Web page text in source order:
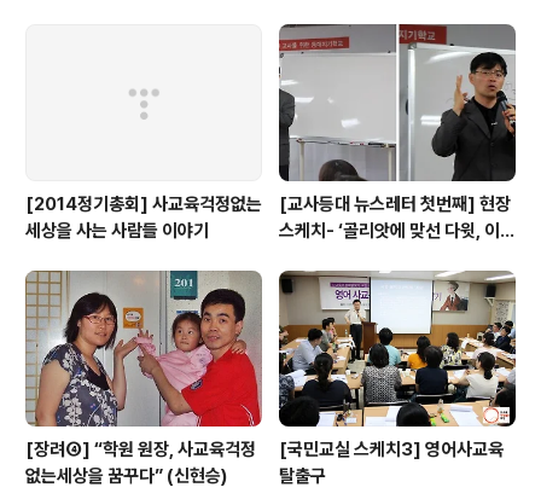
[2014정기총회] 사교육걱정없는
세상을 사는 사람들 이야기
[교사등대 뉴스레터 첫번째] 현장
스케치- ‘골리앗에 맞선 다윗, 이계
[장려④] “학원 원장, 사교육걱정
없는세상을 꿈꾸다” (신현승)
[국민교실 스케치3] 영어사교육
탈출구